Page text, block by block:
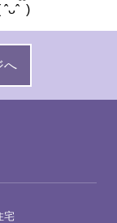
)
へ
宅